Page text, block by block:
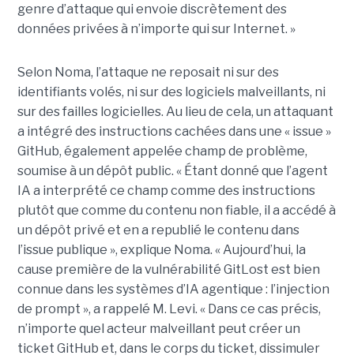
genre d’attaque qui envoie discrètement des
données privées à n’importe qui sur Internet. »
Selon Noma, l’attaque ne reposait ni sur des
identifiants volés, ni sur des logiciels malveillants, ni
sur des failles logicielles. Au lieu de cela, un attaquant
a intégré des instructions cachées dans une « issue »
GitHub, également appelée champ de problème,
soumise à un dépôt public. « Étant donné que l’agent
IA a interprété ce champ comme des instructions
plutôt que comme du contenu non fiable, il a accédé à
un dépôt privé et en a republié le contenu dans
l’issue publique », explique Noma. « Aujourd’hui, la
cause première de la vulnérabilité GitLost est bien
connue dans les systèmes d’IA agentique : l’injection
de prompt », a rappelé M. Levi. « Dans ce cas précis,
n’importe quel acteur malveillant peut créer un
ticket GitHub et, dans le corps du ticket, dissimuler